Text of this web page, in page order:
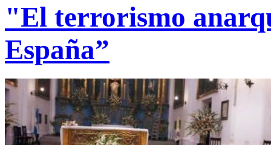
"El terrorismo
España”